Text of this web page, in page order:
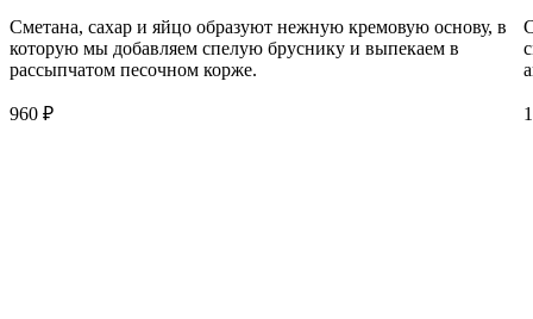
Сметана, сахар и яйцо образуют нежную кремовую основу, в
которую мы добавляем спелую бруснику и выпекаем в
рассыпчатом песочном корже.
960 ₽